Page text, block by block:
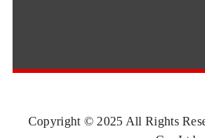
Copyright © 2025 All Rights